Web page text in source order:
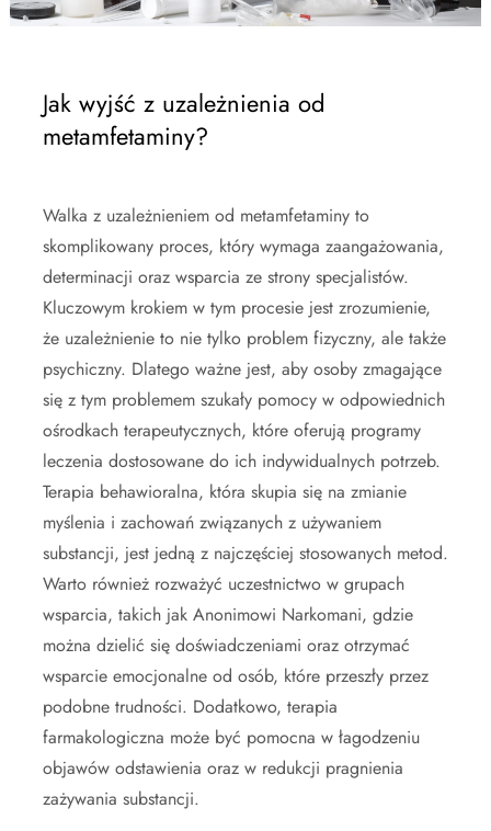
Jak wyjść z uzależnienia od
metamfetaminy?
Walka z uzależnieniem od metamfetaminy to
skomplikowany proces, który wymaga zaangażowania,
determinacji oraz wsparcia ze strony specjalistów.
Kluczowym krokiem w tym procesie jest zrozumienie,
że uzależnienie to nie tylko problem fizyczny, ale także
psychiczny. Dlatego ważne jest, aby osoby zmagające
się z tym problemem szukały pomocy w odpowiednich
ośrodkach terapeutycznych, które oferują programy
leczenia dostosowane do ich indywidualnych potrzeb.
Terapia behawioralna, która skupia się na zmianie
myślenia i zachowań związanych z używaniem
substancji, jest jedną z najczęściej stosowanych metod.
Warto również rozważyć uczestnictwo w grupach
wsparcia, takich jak Anonimowi Narkomani, gdzie
można dzielić się doświadczeniami oraz otrzymać
wsparcie emocjonalne od osób, które przeszły przez
podobne trudności. Dodatkowo, terapia
farmakologiczna może być pomocna w łagodzeniu
objawów odstawienia oraz w redukcji pragnienia
zażywania substancji.